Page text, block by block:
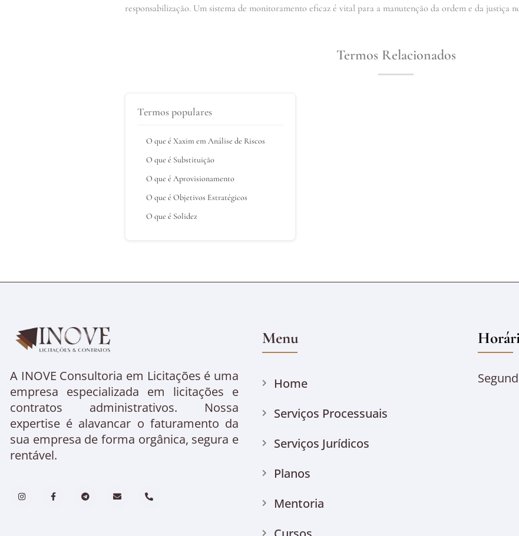
responsabilização. Um sistema de monitoramento eficaz é vital para a manutenção da ordem e da justiça
Termos Relacionados
Termos populares
O que é Xaxim em Análise de Riscos
O que é Substituição
O que é Aprovisionamento
O que é Objetivos Estratégicos
O que é Solidez
A INOVE Consultoria em Licitações é uma
empresa especializada em licitações e
contratos administrativos. Nossa
expertise é alavancar o faturamento da
sua empresa de forma orgânica, segura e
rentável.
Menu
Home
Serviços Processuais
Serviços Jurídicos
Planos
Mentoria